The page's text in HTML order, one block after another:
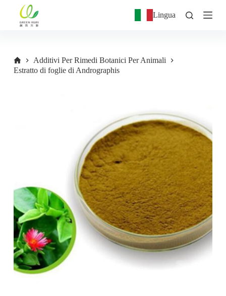
Lingua
Additivi Per Rimedi Botanici Per Animali
Estratto di foglie di Andrographis